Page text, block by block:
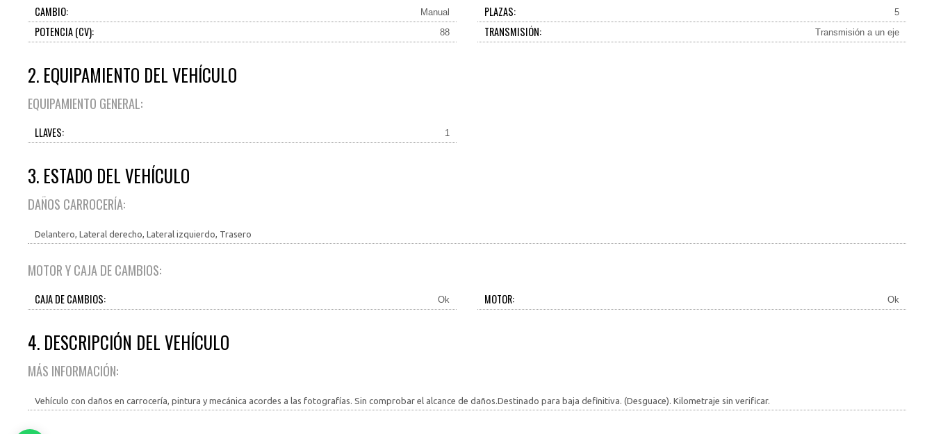
CAMBIO: Manual
POTENCIA (CV): 88
PLAZAS: 5
TRANSMISIÓN: Transmisión a un eje
2. EQUIPAMIENTO DEL VEHÍCULO
EQUIPAMIENTO GENERAL:
LLAVES: 1
3. ESTADO DEL VEHÍCULO
DAÑOS CARROCERÍA:
Delantero, Lateral derecho, Lateral izquierdo, Trasero
MOTOR Y CAJA DE CAMBIOS:
CAJA DE CAMBIOS: Ok MOTOR: Ok
4. DESCRIPCIÓN DEL VEHÍCULO
MÁS INFORMACIÓN:
Vehículo con daños en carrocería, pintura y mecánica acordes a las fotografías. Sin comprobar el alcance de daños.Destinado para baja definitiva. (Desguace). Kilometraje sin verificar.